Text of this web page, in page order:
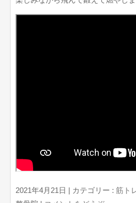
2021年4月21日 | カテゴリー : 筋ト